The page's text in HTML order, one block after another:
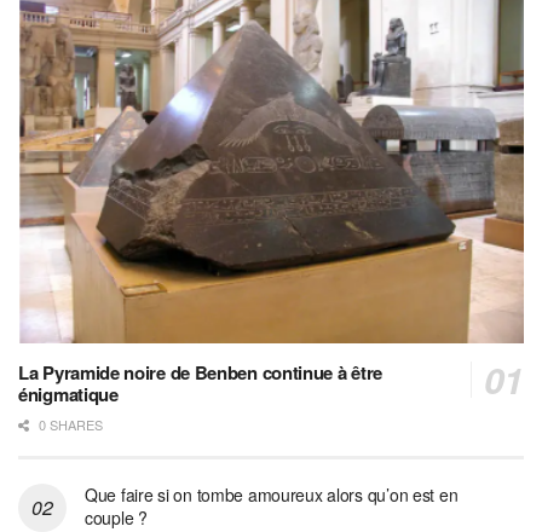
La Pyramide noire de Benben continue à être
énigmatique
0 SHARES
Que faire si on tombe amoureux alors qu’on est en
couple ?